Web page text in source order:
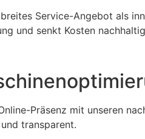
Service-Angebot als
und senkt Kosten
Präsenz mit unseren
transparent.